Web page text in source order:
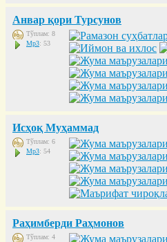
Анвар қори Турсунов
Тўплам: 8
Mp3: 53
Исҳоқ Муҳаммад
Тўплам: 6
Mp3: 54
Раҳимберди Раҳмонов
Тўплам: 4